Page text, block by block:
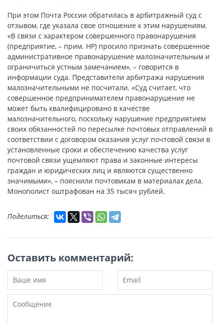
При этом Почта России обратилась в арбитражный суд с
отзывом, где указала свое отношение к этим нарушениям.
«В связи с характером совершенного правонарушения
(предприятие, – прим. НР) просило признать совершенное
административное правонарушение малозначительным и
ограничиться устным замечанием», – говорится в
информации суда. Представители арбитража нарушения
малозначительными не посчитали. «Суд считает, что
совершенное предпринимателем правонарушение не
может быть квалифицировано в качестве
малозначительного, поскольку нарушение предприятием
своих обязанностей по пересылке почтовых отправлений в
соответствии с договором оказания услуг почтовой связи в
установленные сроки и обеспечению качества услуг
почтовой связи ущемляют права и законные интересы
граждан и юридических лиц и являются существенно
значимыми», – пояснили почтовикам в материалах дела.
Монополист оштрафован на 35 тысяч рублей.
Поделиться:
Оставить комментарий: